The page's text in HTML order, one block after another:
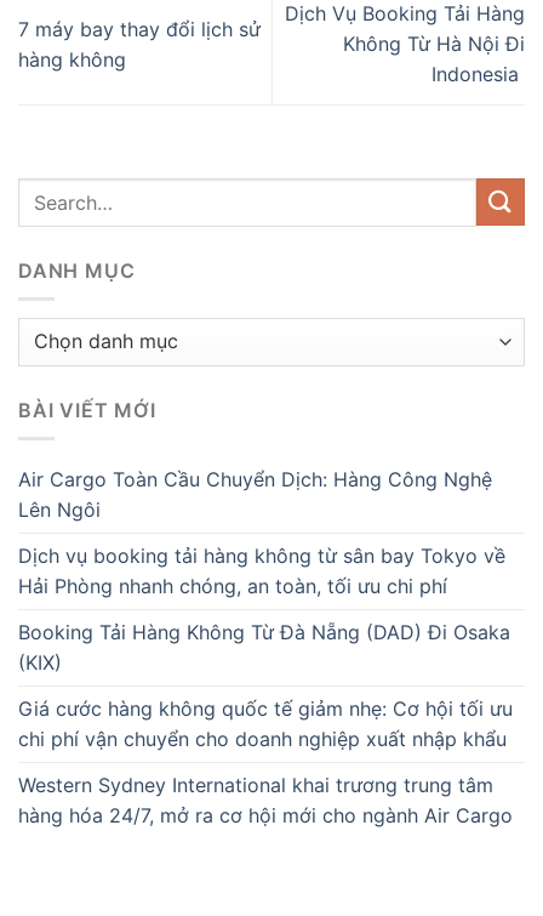
7 máy bay thay đổi lịch sử
hàng không
Dịch Vụ Booking Tải Hàng
Không Từ Hà Nội Đi
Indonesia
DANH MỤC
Danh
BÀI VIẾT MỚI
Air Cargo Toàn Cầu Chuyển Dịch: Hàng Công Nghệ
Lên Ngôi
Dịch vụ booking tải hàng không từ sân bay Tokyo về
Hải Phòng nhanh chóng, an toàn, tối ưu chi phí
Booking Tải Hàng Không Từ Đà Nẵng (DAD) Đi Osaka
(KIX)
Giá cước hàng không quốc tế giảm nhẹ: Cơ hội tối ưu
chi phí vận chuyển cho doanh nghiệp xuất nhập khẩu
Western Sydney International khai trương trung tâm
hàng hóa 24/7, mở ra cơ hội mới cho ngành Air Cargo